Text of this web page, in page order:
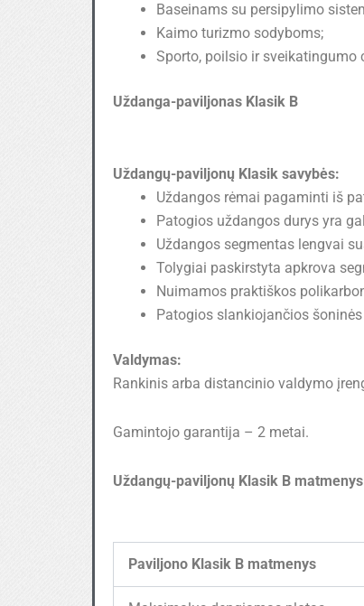
Baseinams su persipylimo
Kaimo turizmo sodyboms;
Sporto, poilsio ir sveikatingumo
Uždanga-paviljonas Klasik B
Uždangų-paviljonų Klasik savybės:
Uždangos rėmai pagaminti iš
Patogios uždangos durys yra
Uždangos segmentas lengvai
Tolygiai paskirstyta apkrova
Nuimamos praktiškos
Patogios slankiojančios
Valdymas:
Rankinis arba distancinio valdymo
Gamintojo garantija – 2 metai.
Uždangų-paviljonų Klasik B matmenys
Paviljono Klasik B matmenys